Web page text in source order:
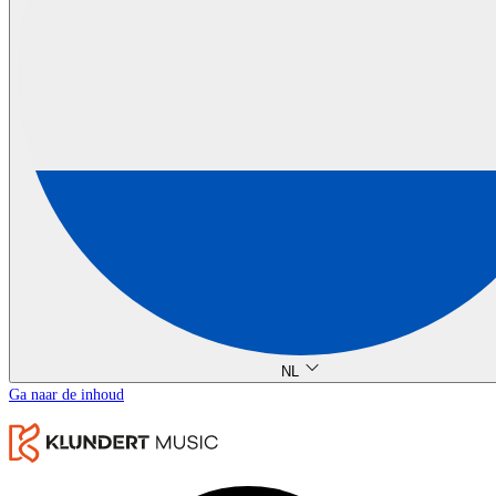
NL
Ga naar de inhoud